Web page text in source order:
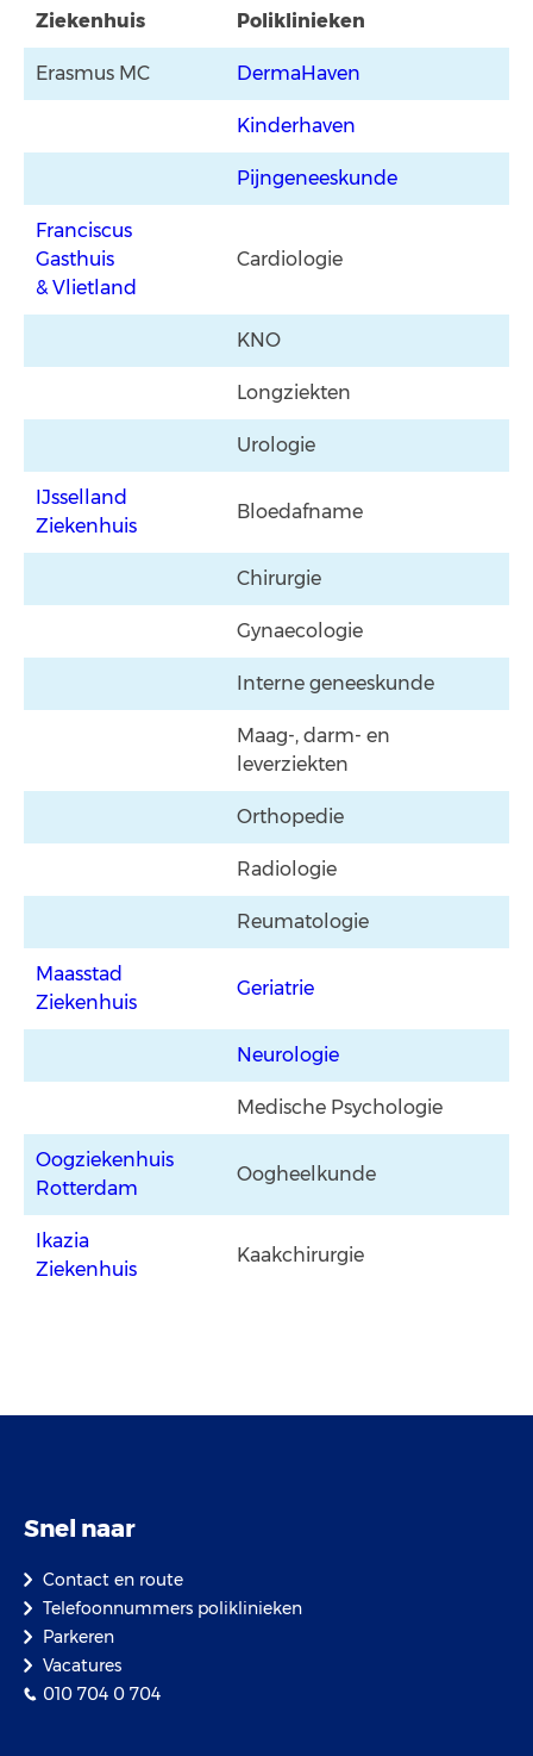
Ziekenhuis Poliklinieken
Erasmus MC DermaHaven
Kinderhaven
Pijngeneeskunde
Franciscus
Gasthuis
& Vlietland
Cardiologie
KNO
Longziekten
Urologie
IJsselland
Ziekenhuis
Bloedafname
Chirurgie
Gynaecologie
Interne geneeskunde
Maag-, darm- en
leverziekten
Orthopedie
Radiologie
Reumatologie
Maasstad
Ziekenhuis
Geriatrie
Neurologie
Medische Psychologie
Oogziekenhuis
Rotterdam
Oogheelkunde
Ikazia
Ziekenhuis
Kaakchirurgie
Snel naar
Contact en route
Telefoonnummers poliklinieken
Parkeren
Vacatures
010 704 0 704